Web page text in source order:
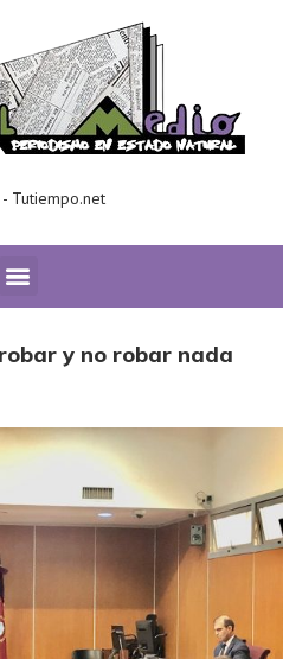
Tutiempo.net
Salas: Entrar a robar y no robar nada
y no robar nada